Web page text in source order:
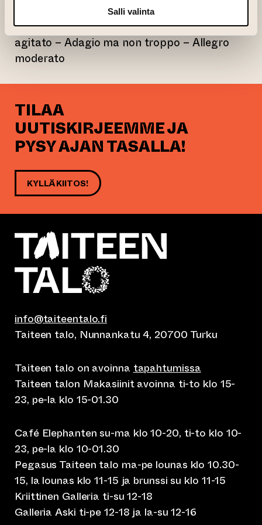
Salli valinta
1. Allegro ben moderato
2. Adagio ma non troppo – Molto allegro e
agitato – Adagio ma non troppo – Allegro
moderato
TILAA
UUTISKIRJEEMME JA
PYSY AJAN TASALLA!
KYLLÄ KIITOS!
info@taiteentalo.fi
Taiteen talo, Nunnankatu 4, 20700 Turku
Taiteen talo on avoinna tapahtumissa
Taiteen talon Makasiinit avoinna ti-to klo 15-
23, pe-la klo 15-01.30
Café Elephanten su-ma klo 10-20, ti-to klo 10-
23, pe-la klo 10-01.30
Pegasus Taiteen talo ma-pe lounas klo 10.30-
15, la lounas klo 11-15 ja brunssi su klo 11-15
Kriittinen Galleria ti-su 12-18
Galleria Aski ti-pe 12-18 ja la-su 12-16